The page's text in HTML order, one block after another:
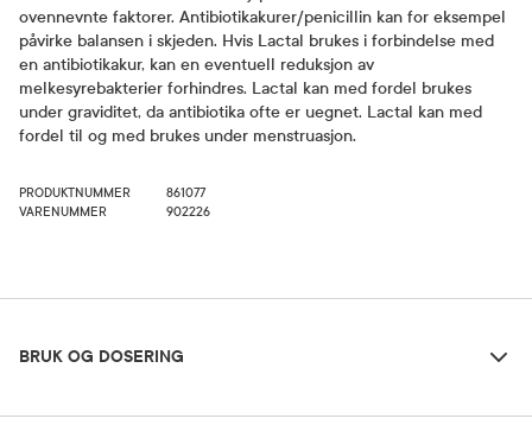
ovennevnte faktorer. Antibiotikakurer/penicillin kan for eksempel
påvirke balansen i skjeden. Hvis Lactal brukes i forbindelse med
en antibiotikakur, kan en eventuell reduksjon av
melkesyrebakterier forhindres. Lactal kan med fordel brukes
under graviditet, da antibiotika ofte er uegnet. Lactal kan med
fordel til og med brukes under menstruasjon.
PRODUKTNUMMER
861077
VARENUMMER
902226
BRUK OG DOSERING